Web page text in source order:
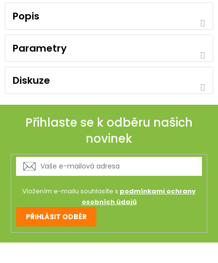
Popis
Parametry
Diskuze
Přihlaste se k odběru našich
novinek
Vložením e-mailu souhlasíte s podmínkami ochrany
osobních údajů
PŘIHLÁSIT ODBĚR